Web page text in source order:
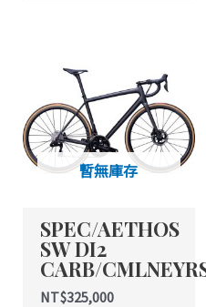
暫無庫存
SPEC/AETHOS
SW DI2
CARB/
NT$325,000
品
有
多
種
可
產